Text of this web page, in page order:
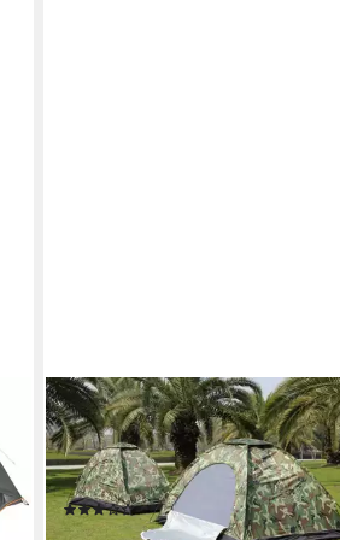
YOUYIJIA
Wurfzelt Wurfzelte Camping
Kuppelzelt Wasserdichtes
Camouflage Wanderzelt
(14)
26,99 € UVP32,09 €